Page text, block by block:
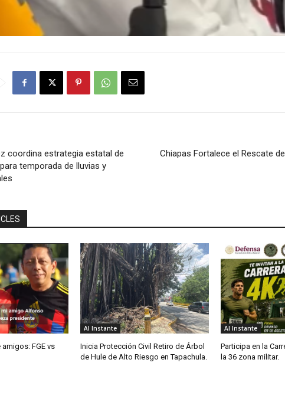
coordina estrategia estatal de
temporada de lluvias y
Chiapas Fortalece el Rescate
FGE vs
Al Instante
Inicia Protección Civil Retiro de Árbol
de Hule de Alto Riesgo en Tapachula.
Al Instante
Participa en la
la 36 zona militar.